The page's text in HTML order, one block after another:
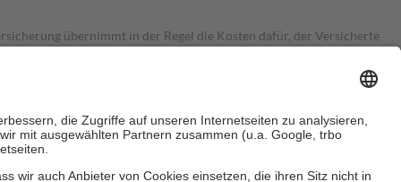
übernimmt in der Regel die Kosten dafür, der Versicherte
Es sind jedoch nie mehr als die tatsächlichen Kosten der Leistung
Zuzahlungen